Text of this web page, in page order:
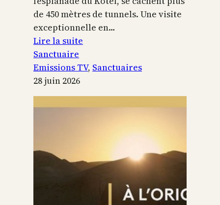
de 450 mètres de tunnels. Une visite
exceptionnelle en…
Lire la suite
Temple
Jérusalem
Sanctuaire
Emissions TV, Sanctuaires
28 juin 2026